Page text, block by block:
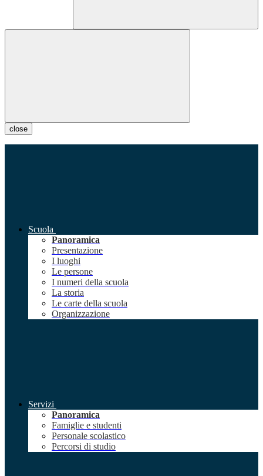
close
Scuola
Panoramica
Presentazione
I luoghi
Le persone
I numeri della scuola
La storia
Le carte della scuola
Organizzazione
Servizi
Panoramica
Famiglie e studenti
Personale scolastico
Percorsi di studio